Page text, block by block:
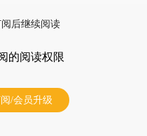
后继续阅读
的阅读权限
/会员升级